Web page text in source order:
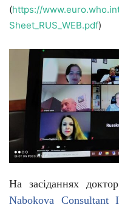
(https://
Sheet_RUS_WEB.pdf)
На засіданнях
Nabokova
Consultant